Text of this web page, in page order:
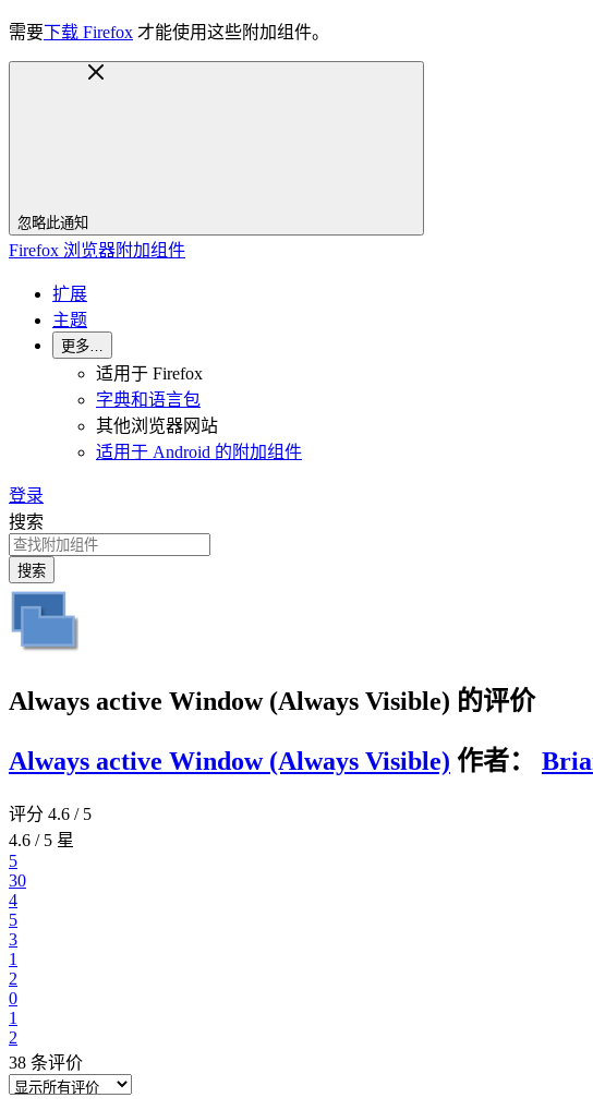
需要下载 Firefox 才能使用这些附加组件。
忽略此通知
Firefox 浏览器附加组件
扩展
主题
更多…
适用于 Firefox
字典和语言包
其他浏览器网站
适用于 Android 的附加组件
登录
搜索
搜索
Always active Window (Always Visible) 的评价
Always active Window (Always Visible) 作者：
评分 4.6 / 5
4.6 / 5 星
5
30
4
5
3
1
2
0
1
2
38 条评价